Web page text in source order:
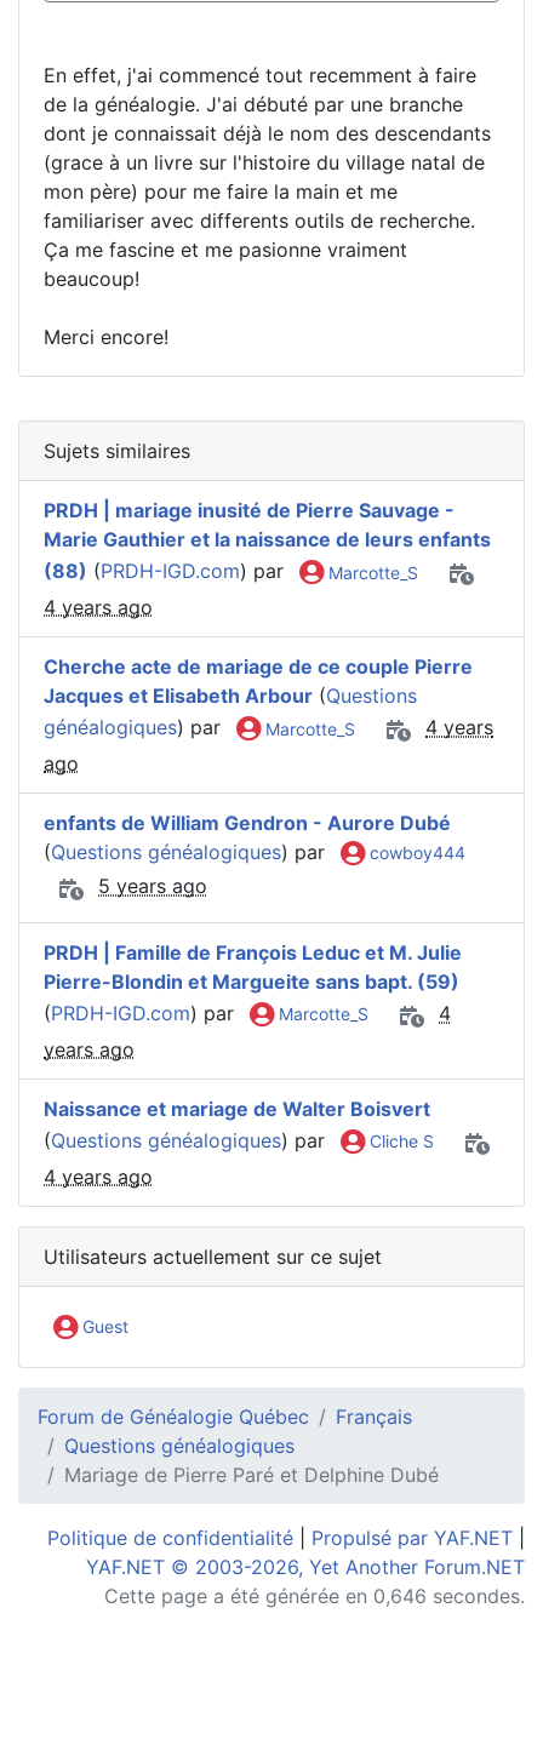
En effet, j'ai commencé tout recemment à faire
de la généalogie. J'ai débuté par une branche
dont je connaissait déjà le nom des descendants
(grace à un livre sur l'histoire du village natal de
mon père) pour me faire la main et me
familiariser avec differents outils de recherche.
Ça me fascine et me pasionne vraiment
beaucoup!
Merci encore!
Sujets similaires
PRDH | mariage inusité de Pierre Sauvage -
Marie Gauthier et la naissance de leurs enfants
(88) (PRDH-IGD.com) par Marcotte_S
4 years ago
Cherche acte de mariage de ce couple Pierre
Jacques et Elisabeth Arbour (Questions
généalogiques) par Marcotte_S
4 years
ago
enfants de William Gendron - Aurore Dubé
(Questions généalogiques) par cowboy444
5 years ago
PRDH | Famille de François Leduc et M. Julie
Pierre-Blondin et Margueite sans bapt. (59)
(PRDH-IGD.com) par Marcotte_S
4
years ago
Naissance et mariage de Walter Boisvert
(Questions généalogiques) par Cliche S
4 years ago
Utilisateurs actuellement sur ce sujet
Guest
Forum de Généalogie Québec
Français
Questions généalogiques
Mariage de Pierre Paré et Delphine Dubé
Politique de confidentialité Propulsé par YAF.NET
YAF.NET © 2003-2026, Yet Another Forum.NET
Cette page a été générée en 0,646 secondes.